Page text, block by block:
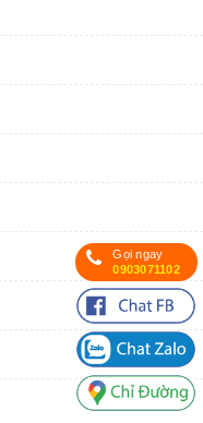
Gọi ngay
0903071102